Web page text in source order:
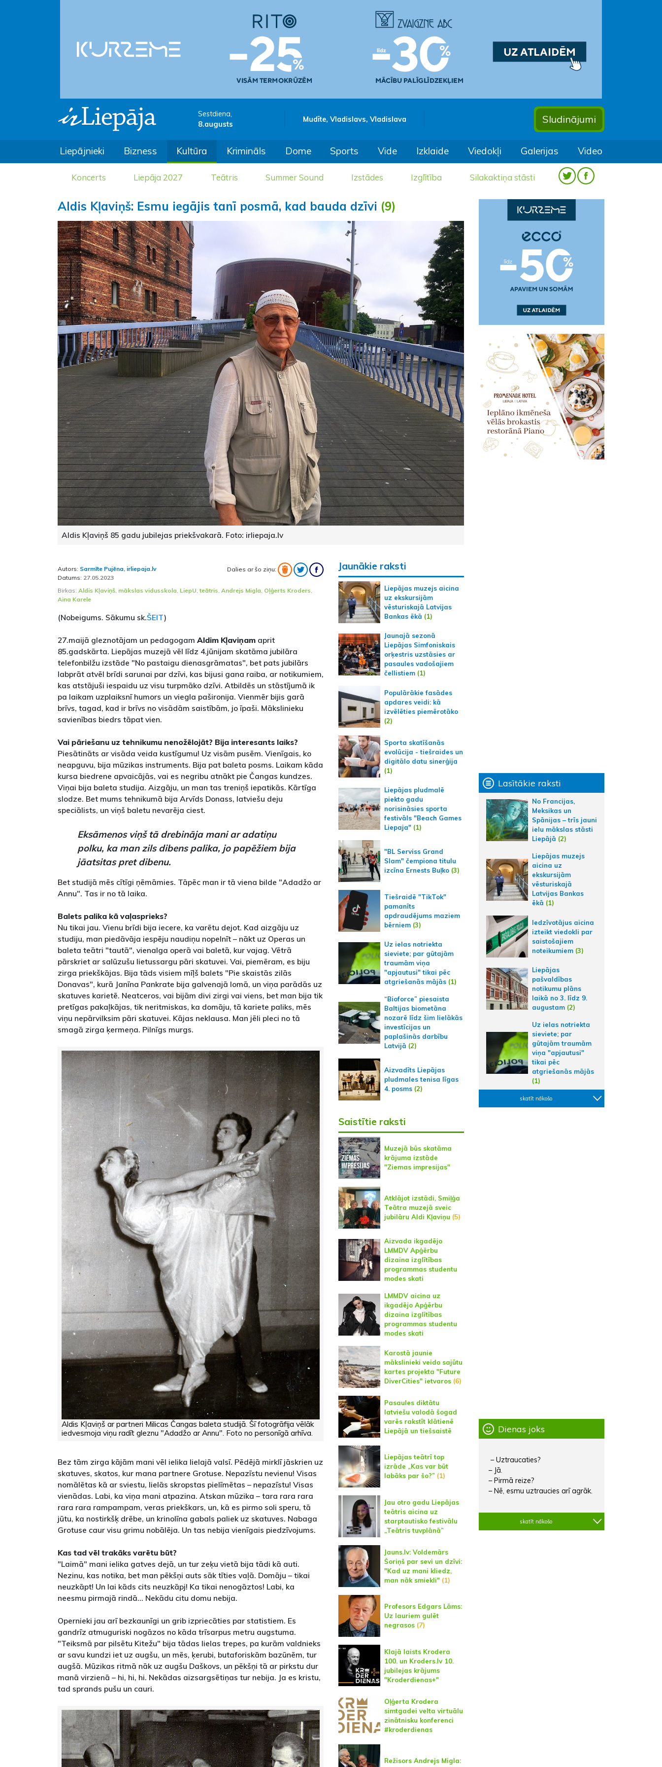
Sestdiena,
8.augusts
Mudīte, Vladislavs, Vladislava Sludinājumi
Liepājnieki Bizness Kultūra Krimināls Dome Sports Vide Izklaide Viedokļi Galerijas Video
Koncerts Liepāja 2027 Teātris Summer Sound Izstādes Izglītība Silakaktiņa stāsti
Aldis Kļaviņš: Esmu iegājis tanī posmā, kad bauda dzīvi (9)
Aldis Kļaviņš 85 gadu jubilejas priekšvakarā. Foto: irliepaja.lv
Autors: Sarmīte Pujēna, irliepaja.lv
Datums: 27.05.2023
Dalies ar šo ziņu:
Birkas: Aldis Kļaviņš, mākslas vidusskola, LiepU,teātris, Andrejs Migla, Oļģerts Kroders,
Aina Karele
(Nobeigums. Sākumu sk.ŠEIT)
27.maijā gleznotājam un pedagogam Aldim Kļaviņam aprit
85.gadskārta. Liepājas muzejā vēl līdz 4.jūnijam skatāma jubilāra
telefonbilžu izstāde "No pastaigu dienasgrāmatas", bet pats jubilārs
labprāt atvēl brīdi sarunai par dzīvi, kas bijusi gana raiba, ar notikumiem,
kas atstājuši iespaidu uz visu turpmāko dzīvi. Atbildēs un stāstījumā ik
pa laikam uzplaiksnī humors un viegla pašironija. Vienmēr bijis garā
brīvs, tagad, kad ir brīvs no visādām saistībām, jo īpaši. Mākslinieku
savienības biedrs tāpat vien.
Vai pāriešanu uz tehnikumu nenožēlojāt? Bija interesants laiks?
Piesātināts ar visāda veida kustīgumu! Uz visām pusēm. Vienīgais, ko
neapguvu, bija mūzikas instruments. Bija pat baleta posms. Laikam kāda
kursa biedrene apvaicājās, vai es negribu atnākt pie Čangas kundzes.
Viņai bija baleta studija. Aizgāju, un man tas treniņš iepatikās. Kārtīga
slodze. Bet mums tehnikumā bija Arvīds Donass, latviešu deju
speciālists, un viņš baletu nevarēja ciest.
Eksāmenos viņš tā drebināja mani ar adatiņu
polku, ka man zils dibens palika, jo papēžiem bija
jāatsitas pret dibenu.
Bet studijā mēs cītīgi ņēmāmies. Tāpēc man ir tā viena bilde "Adadžo ar
Annu". Tas ir no tā laika.
Balets palika kā vaļasprieks?
Nu tikai jau. Vienu brīdi bija iecere, ka varētu dejot. Kad aizgāju uz
studiju, man piedāvāja iespēju naudiņu nopelnīt – nākt uz Operas un
baleta teātri "tautā", vienalga operā vai baletā, kur vajag. Vētrā
pārskriet ar salūzušu lietussargu pāri skatuvei. Vai, piemēram, es biju
zirga priekškājas. Bija tāds visiem mīļš balets "Pie skaistās zilās
Donavas", kurā Janīna Pankrate bija galvenajā lomā, un viņa parādās uz
skatuves karietē. Neatceros, vai bijām divi zirgi vai viens, bet man bija tik
pretīgas pakaļkājas, tik neritmiskas, ka domāju, tā kariete paliks, mēs
viņu nepārvilksim pāri skatuvei. Kājas neklausa. Man jēli pleci no tā
smagā zirga ķermeņa. Pilnīgs murgs.
Aldis Kļaviņš ar partneri Milicas Čangas baleta studijā. Šī fotogrāfija vēlāk
iedvesmoja viņu radīt gleznu "Adadžo ar Annu". Foto no personīgā arhīva.
Bez tām zirga kājām mani vēl ielika lielajā valsī. Pēdējā mirklī jāskrien uz
skatuves, skatos, kur mana partnere Grotuse. Nepazīstu nevienu! Visas
nomālētas kā ar sviestu, lielās skropstas pielīmētas – nepazīstu! Visas
vienādas. Labi, ka viņa mani atpazina. Atskan mūzika – tara rara rara
rara rara rampampam, veras priekškars, un, kā es pirmo soli speru, tā
jūtu, ka nostirkšķ drēbe, un krinolīna gabals paliek uz skatuves. Nabaga
Grotuse caur visu grimu nobālēja. Un tas nebija vienīgais piedzīvojums.
Kas tad vēl trakāks varētu būt?
"Laimā" mani ielika gatves dejā, un tur zeķu vietā bija tādi kā auti.
Nezinu, kas notika, bet man pēkšņi auts sāk tīties vaļā. Domāju – tikai
neuzkāpt! Un lai kāds cits neuzkāpj! Ka tikai nenogāztos! Labi, ka
neesmu pirmajā rindā... Nekādu citu domu nebija.
Opernieki jau arī bezkaunīgi un grib izpriecāties par statistiem. Es
gandrīz atmuguriski nogāzos no kāda trīsarpus metru augstuma.
"Teiksmā par pilsētu Kitežu" bija tādas lielas trepes, pa kurām valdnieks
ar savu kundzi iet uz augšu, un mēs, ķerubi, butaforiskām bazūnēm, tur
augšā. Mūzikas ritmā nāk uz augšu Daškovs, un pēkšņi tā ar pirkstu dur
manā virzienā – hi, hi, hi. Nekādas aizsargsētiņas tur nebija. Ja es kristu,
tad sprands pušu un cauri.
Jaunākie raksti
Liepājas muzejs aicina
uz ekskursijām
vēsturiskajā Latvijas
Bankas ēkā (1)
Jaunajā sezonā
Liepājas Simfoniskais
orķestris uzstāsies ar
pasaules vadošajiem
čellistiem(1)
Populārākie fasādes
apdares veidi: kā
izvēlēties piemērotāko
(2)
Sporta skatīšanās
evolūcija - tiešraides un
digitālo datu sinerģija
(1)
Liepājas pludmalē
piekto gadu
norisināsies sporta
festivāls "Beach Games
Liepaja"(1)
"BL Serviss Grand
Slam" čempiona titulu
izcīna Ernests Buļko(3)
Tiešraidē "TikTok"
pamanīts
apdraudējums maziem
bērniem(3)
Uz ielas notriekta
sieviete; par gūtajām
traumām viņa
"apjautusi" tikai pēc
atgriešanās mājās(1)
“Bioforce” piesaista
Baltijas biometāna
nozarē līdz šim lielākās
investīcijas un
paplašinās darbību
Latvijā (2)
Aizvadīts Liepājas
pludmales tenisa līgas
4. posms(2)
Saistītie raksti
Muzejā būs skatāma
krājuma izstāde
"Ziemas impresijas"
Atklājot izstādi, Smiļģa
Teātra muzejā sveic
jubilāru Aldi Kļaviņu (5)
Aizvada ikgadējo
LMMDV Apģērbu
dizaina izglītības
programmas studentu
modes skati
LMMDV aicina uz
ikgadējo Apģērbu
dizaina izglītības
programmas studentu
modes skati
Karostā jaunie
mākslinieki veido sajūtu
kartes projekta "Future
DiverCities" ietvaros(6)
Pasaules diktātu
latviešu valodā šogad
varēs rakstīt klātienē
Liepājā un tiešsaistē
Liepājas teātrī top
izrāde „Kas var būt
labāks par šo?” (1)
Jau otro gadu Liepājas
teātris aicina uz
starptautisko festivālu
„Teātris tuvplānā”
Jauns.lv: Voldemārs
Šoriņš par sevi un dzīvi:
"Kad uz mani kliedz,
man nāk smiekli"(1)
Profesors Edgars Lāms:
Uz lauriem gulēt
negrasos (7)
Klajā laists Krodera
100. un Kroders.lv 10.
jubilejas krājums
"Kroderdienas+"
Oļģerta Krodera
simtgadei velta virtuālu
zinātnisku konferenci
#kroderdienas
Režisors Andrejs Migla:
Lasītākie raksti
No Francijas,
Meksikas un
Spānijas – trīs jauni
ielu mākslas stāsti
Liepājā (2)
Liepājas muzejs
aicina uz
ekskursijām
vēsturiskajā
Latvijas Bankas
ēkā (1)
Iedzīvotājus aicina
izteikt viedokli par
saistošajiem
noteikumiem (3)
Liepājas
pašvaldības
notikumu plāns
laikā no 3. līdz 9.
augustam (2)
Uz ielas notriekta
sieviete; par
gūtajām traumām
viņa "apjautusi"
tikai pēc
atgriešanās mājās
(1)
skatīt nākošo
Dienas joks
– Uztraucaties?
– Jā.
– Pirmā reize?
– Nē, esmu uztraucies arī agrāk.
skatīt nākošo